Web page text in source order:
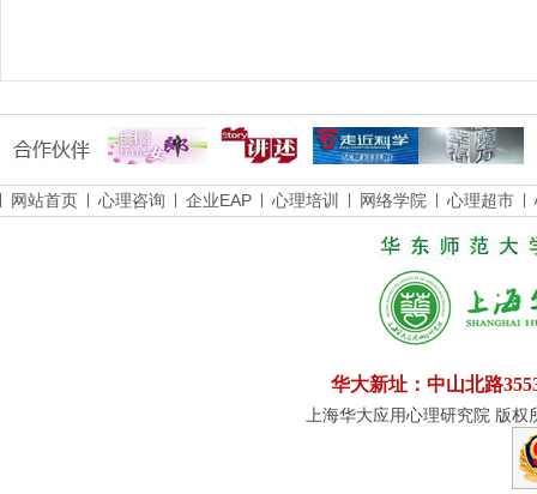
网站首页 心理咨询 企业EAP 心理培训 网络学院 心理超市
华大新址：中山北路
上海华大应用心理研究院 版